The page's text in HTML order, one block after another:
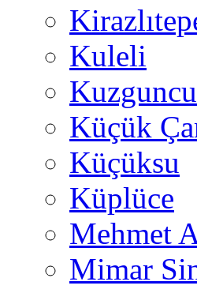
Kuleli
Küçük
Küçüksu
Küplüce
Mehmet
Mimar